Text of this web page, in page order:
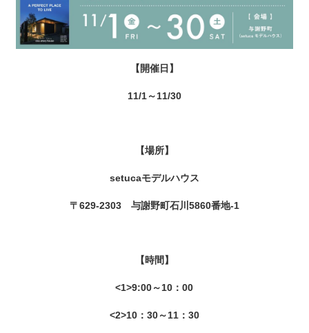
【開催日】
11/1～11/30
【場所】
setucaモデルハウス
〒629-2303 与謝野町石川5860番地-1
【時間】
<1>9:00～10：00
<2>10：30～11：30